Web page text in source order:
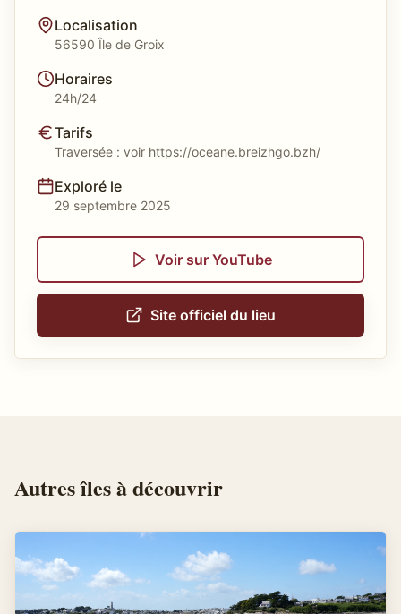
Localisation
56590 Île de Groix
Horaires
24h/24
Tarifs
Traversée : voir https://oceane.breizhgo.bzh/
Exploré le
29 septembre 2025
Voir sur YouTube
Site officiel du lieu
Autresîlesà découvrir